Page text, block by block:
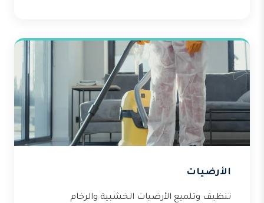
الأرضيات
تنظيف وتلميع الأرضيات الخشبية والرخام